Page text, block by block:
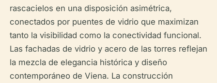
rascacielos en una disposición asimétrica,
conectados por puentes de vidrio que maximizan
tanto la visibilidad como la conectividad funcional.
Las fachadas de vidrio y acero de las torres reflejan
la mezcla de elegancia histórica y diseño
contemporáneo de Viena. La construcción